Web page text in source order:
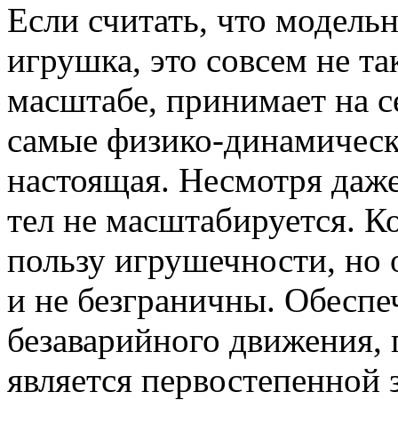
Если считать, что
игрушка, это совсем не
масштабе, принимает на
самые физико-
настоящая. Несмотря
тел не масштабируется.
пользу игрушечности, но
и не безграничны.
безаварийного
является первостепенной